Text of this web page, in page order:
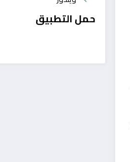
حمل التطبيق